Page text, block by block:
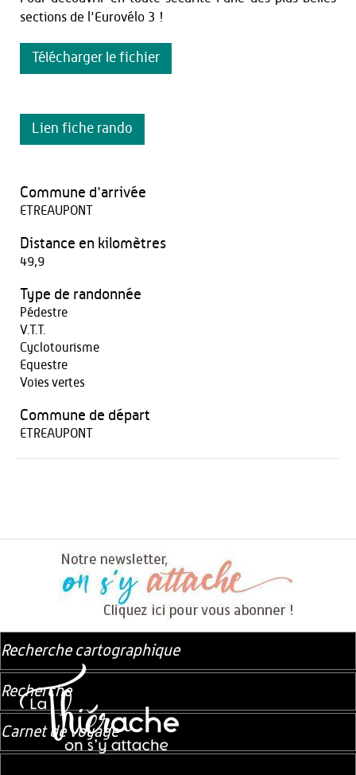
sections de l'Eurovélo 3 !
Télécharger le fichier
Lien fiche rando
Commune d'arrivée
ETREAUPONT
Distance en kilomètres
49,9
Type de randonnée
Pédestre
V.T.T.
Cyclotourisme
Equestre
Voies vertes
Commune de départ
ETREAUPONT
Recherche cartographique
Recherche
Carnet de voyage